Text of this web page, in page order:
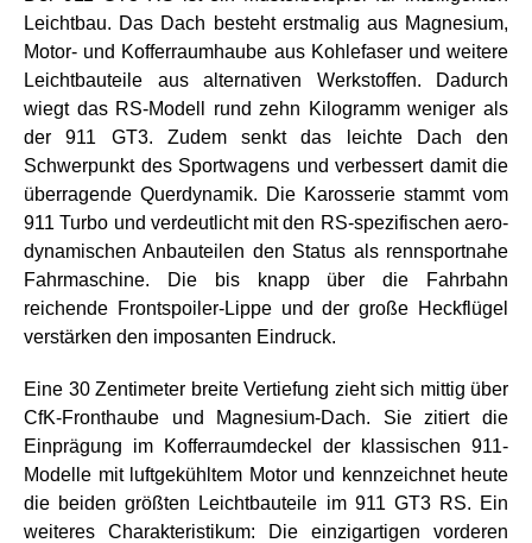
Leichtbau. Das Dach besteht erstmalig aus Magnesium,
Motor- und Kofferraumhaube aus Kohlefaser und weitere
Leichtbauteile aus alternativen Werkstoffen. Dadurch
wiegt das RS-Modell rund zehn Kilogramm weniger als
der 911 GT3. Zudem senkt das leichte Dach den
Schwerpunkt des Sportwagens und verbessert damit die
überragende Querdynamik. Die Karosserie stammt vom
911 Turbo und verdeutlicht mit den RS-spezifischen aero-
dynamischen Anbauteilen den Status als rennsportnahe
Fahrmaschine. Die bis knapp über die Fahrbahn
reichende Frontspoiler-Lippe und der große Heckflügel
verstärken den imposanten Eindruck.
Eine 30 Zentimeter breite Vertiefung zieht sich mittig über
CfK-Fronthaube und Magnesium-Dach. Sie zitiert die
Einprägung im Kofferraumdeckel der klassischen 911-
Modelle mit luftgekühltem Motor und kennzeichnet heute
die beiden größten Leichtbauteile im 911 GT3 RS. Ein
weiteres Charakteristikum: Die einzigartigen vorderen